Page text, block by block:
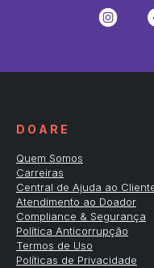
D O A R E
Quem Somos
Carreiras
Central de Ajuda ao
Atendimento ao Doador
Compliance & Segurança
Política Anticorrupção
Termos de Uso
Políticas de Privacidade